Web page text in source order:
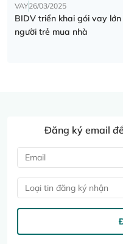
VAY26/03/2025
BIDV triển khai gói vay
người trẻ mua nhà
Đăng ký email
Loại tin đăng ký nhận